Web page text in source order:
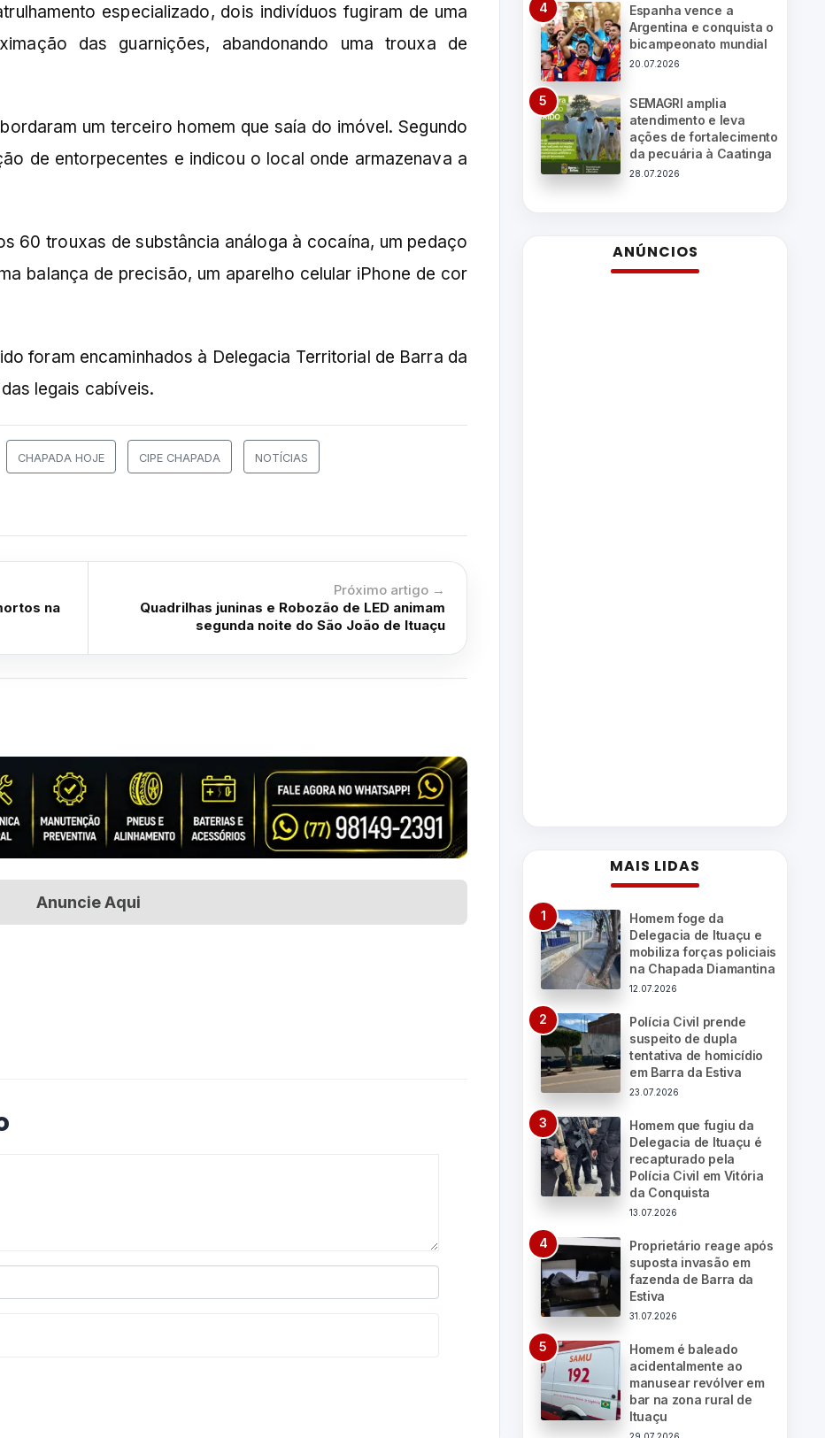
especializado, dois indivíduos fugiram de uma
das guarnições, abandonando uma trouxa de
um terceiro homem que saía do imóvel. Segundo
de entorpecentes e indicou o local onde armazenava a
60 trouxas de substância análoga à cocaína, um pedaço
balança de precisão, um aparelho celular iPhone de cor
foram encaminhados à Delegacia Territorial de Barra da
legais cabíveis.
CHAPADA HOJE CIPE CHAPADA NOTÍCIAS
na
Próximo artigo →
Quadrilhas juninas e Robozão de LED animam
segunda noite do São João de Ituaçu
Anuncie Aqui
Espanha vence a
Argentina e conquista o
bicampeonato mundial
20.07.2026
SEMAGRI amplia
atendimento e leva
ações de fortalecimento
da pecuária à Caatinga
28.07.2026
ANÚNCIOS
MAIS LIDAS
Homem foge da
Delegacia de Ituaçu e
mobiliza forças policiais
na Chapada Diamantina
12.07.2026
Polícia Civil prende
suspeito de dupla
tentativa de homicídio
em Barra da Estiva
23.07.2026
Homem que fugiu da
Delegacia de Ituaçu é
recapturado pela
Polícia Civil em Vitória
da Conquista
13.07.2026
Proprietário reage após
suposta invasão em
fazenda de Barra da
Estiva
31.07.2026
Homem é baleado
acidentalmente ao
manusear revólver em
bar na zona rural de
Ituaçu